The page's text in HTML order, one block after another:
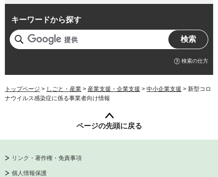
キーワードから探す
検索の仕方
トップページ > しごと・産業 > 産業支援・企業支援 > 中小企業支援 > 新型コロ
ナウイルス感染症に係る事業者向け情報
ページの先頭に戻る
リンク・著作権・免責事項
個人情報保護